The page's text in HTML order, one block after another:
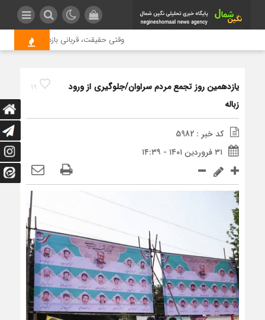
وقتی حقیقت، قربانی بازدید بیشتر
19
یازدهمین روز تجمع مردم سراوان/جلوگیری از ورود
زباله
کد خبر : 5982
۳۱ فروردین ۱۴۰۱ - ۱۴:۳۹